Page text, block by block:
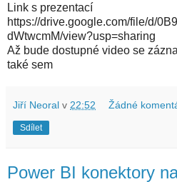
Link s prezentací
https://drive.google.com/file/d/
dWtwcmM/view?usp=sharing
Až bude dostupné video se
také sem
Jiří Neoral v 22:52 Žádné
Sdílet
Power BI konektory